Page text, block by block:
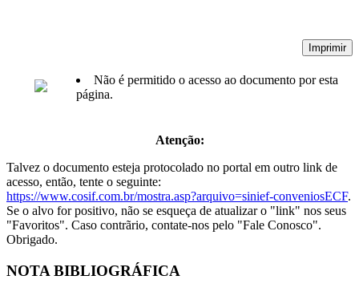
Imprimir
Não é permitido o acesso ao documento por esta
página.
Atenção:
Talvez o documento esteja protocolado no portal em outro link de
acesso, então, tente o seguinte:
https://www.cosif.com.br/mostra.asp?arquivo=sinief-conveniosECF.
Se o alvo for positivo, não se esqueça de atualizar o "link" nos seus
"Favoritos". Caso contrãrio, contate-nos pelo "Fale Conosco".
Obrigado.
NOTA BIBLIOGRÁFICA